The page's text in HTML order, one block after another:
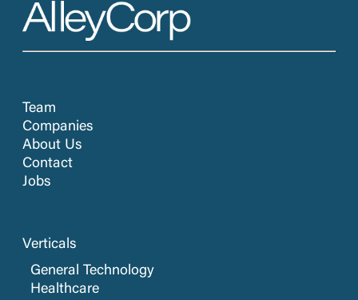
Team
Companies
About Us
Contact
Jobs
Verticals
General Technology
Healthcare